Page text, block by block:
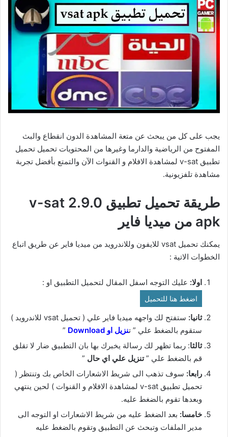
يجب على كل من يبحث عن متعة المشاهدة الدون انقطاع والبث
المفتوح من الرياضية والدارما وغيرها من المحتويات تحميل تحميل
تطبيق v-sat لمشاهدة الافلام و القنوات الآن والتمتع بأفضل تجربة
مشاهدة تلفزيونية.
طريقة تحميل تطبيق v-sat 2.9.0
apk من ميديا فاير
يمكنك تحميل vsat للايفون وللاندرويد من ميديا فاير عن طريق اتباع
الخطوات الاتية :
اولا: عليك التوجه اسفل المقال لتحميل التطبيق او :
اضغط هنا للتحميل
ثانيا:
ستفتح لك واجهه ميديا فاير علي ( تحميل vsat للاندرويد )
ستقوم بالضغط علي ” تنزيل او Download
”
ثالثا: ربما تظهر لك رسالة يخبرك بها بان التطبيق ضار لا تقلق
قم بالضغط علي ”تنزيل علي اي حال ”
رابعا: سوف تذهب الى شريط الاشعارات الخاص بك وتنتظر (
تحميل تطبيق v-sat لمشاهدة الافلام و القنوات ) لحين ينتهي
وبعدها تقوم بالضغط عليه.
خامسا: بعد الضغط عليه من شريط الاشعارات او التوجه الى
مدير الملفات وتبحث عن التطبيق وتقوم بالضغط عليه